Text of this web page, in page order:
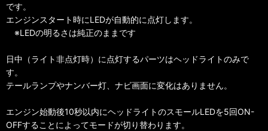
です。
エンジンスタート時にLEDが自動的に点灯します。
※LEDの明るさは純正のままです
日中（ライト非点灯時）に点灯するパーツはヘッドライトのみで
す。
テールランプやナンバー灯、ナビ画面に変化はありません。
エンジン始動後10秒以内にヘッドライトのスモールLEDを5回ON-
OFFすることによってモードが切り替わります。